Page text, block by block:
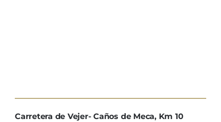
Carretera de Vejer- Caños de Meca, Km 10